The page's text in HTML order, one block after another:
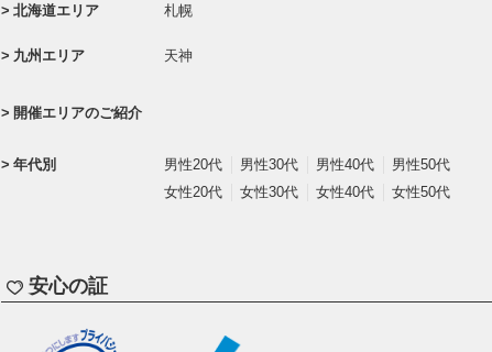
北海道エリア 札幌
九州エリア 天神
開催エリアのご紹介
年代別 男性20代 男性30代 男性40代
男性50代
女性20代
女性30代 女性40代 女性50代
安心の証